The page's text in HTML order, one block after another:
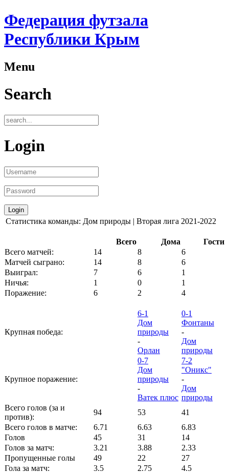
Федерация футзала
Республики Крым
Menu
Search
Login
Статистика команды: Дом природы | Вторая лига 2021-2022
Всего Дома
Гости
Всего матчей:
14 8
6
Матчей сыграно:
14 8
6
Выиграл:
7 6
1
Ничья:
1 0
1
Поражение:
6 2 4
Крупная победа:
6-1
Дом
природы
-
Орлан
0-1
Фонтаны
-
Дом
природы
Крупное поражение:
0-7
Дом
природы
-
Ватек плюс
7-2
"Оникс"
-
Дом
природы
Всего голов (за и
против):
94 53
41
Всего голов в матче:
6.71 6.63
6.83
Голов
45 31
14
Голов за матч:
3.21 3.88
2.33
Пропущенные голы
49 22
27
Гола за матч:
3.5 2.75
4.5